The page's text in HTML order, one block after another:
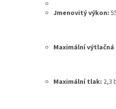
Jmenovitý výkon:
Maximální
Maximální tlak: 2,3